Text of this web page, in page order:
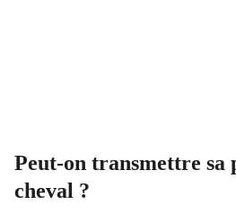
Peut-on transmettre sa
cheval ?